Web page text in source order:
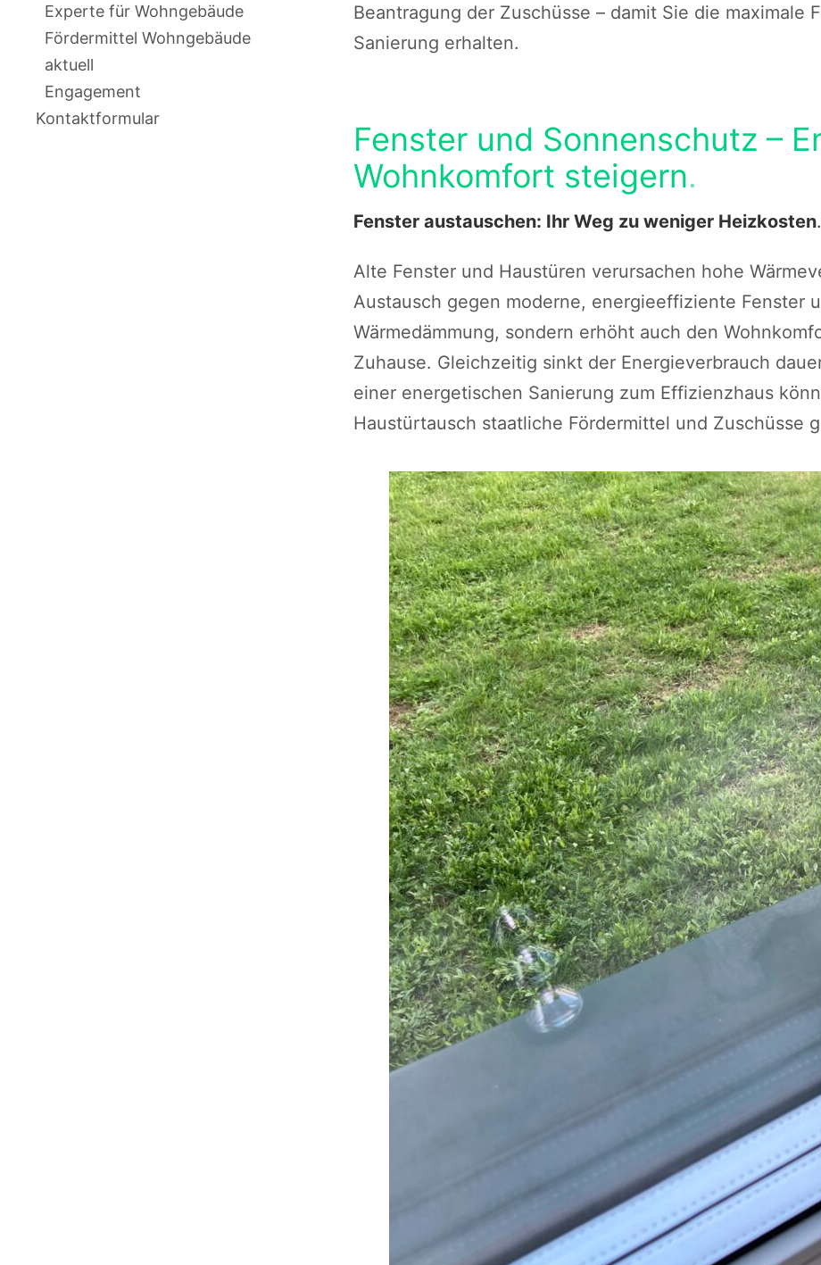
Beantragung der Zuschüsse – damit Sie die maximale
Sanierung erhalten.
Fenster und Sonnenschutz –
Wohnkomfort steigern.
Fenster austauschen: Ihr Weg zu weniger Heizkosten.
Alte Fenster und Haustüren verursachen hohe
Austausch gegen moderne, energieeffiziente Fenster
Wärmedämmung, sondern erhöht auch den
Zuhause. Gleichzeitig sinkt der Energieverbrauch
einer energetischen Sanierung zum Effizienzhaus
Haustürtausch staatliche Fördermittel und Zuschüsse
Experte für Wohngebäude
Fördermittel Wohngebäude
aktuell
Engagement
Kontaktformular